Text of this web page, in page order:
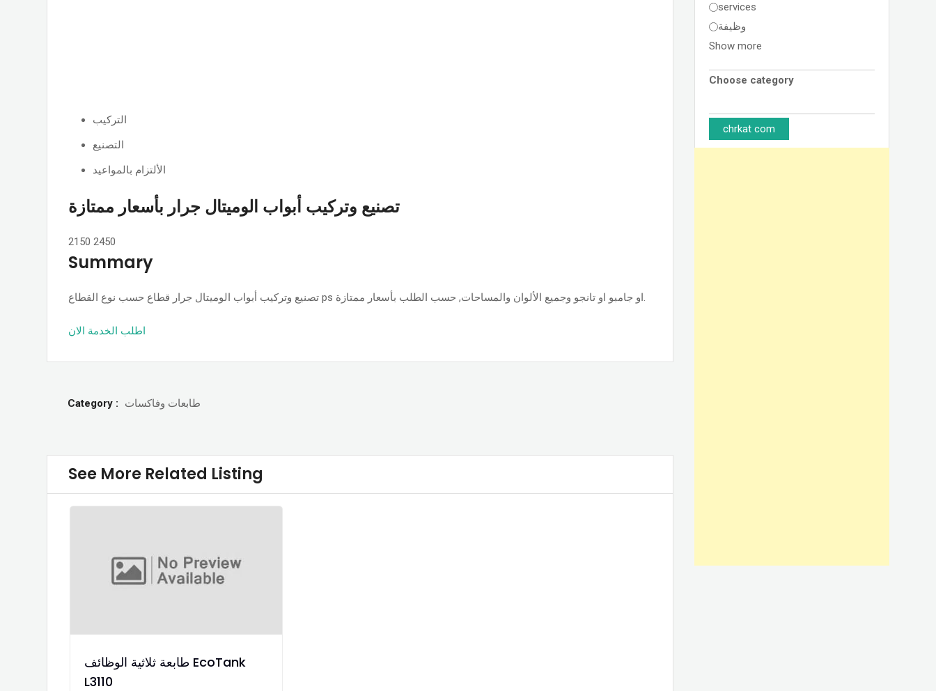
التركيب
التصنيع
الألتزام بالمواعيد
تصنيع وتركيب أبواب الوميتال جرار بأسعار ممتازة
2150 2450
Summary
تصنيع وتركيب أبواب الوميتال جرار قطاع حسب نوع القطاع ps او جامبو او تانجو وجميع الألوان والمساحات, حسب الطلب بأسعار ممتازة.
اطلب الخدمة الان
Category : طابعات وفاكسات
See More Related Listing
طابعة ثلاثية الوظائف EcoTank
L3110
services
وظيفة
Show more
Choose category
chrkat com